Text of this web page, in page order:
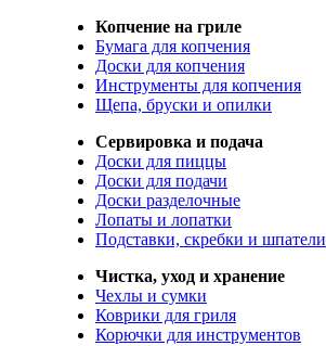
Копчение на гриле
Бумага для копчения
Доски для копчения
Инструменты для копчения
Щепа, бруски и опилки
Сервировка и подача
Доски для пиццы
Доски для подачи
Доски разделочные
Лопаты и лопатки
Подставки, скребки и шпатели
Чистка, уход и хранение
Чехлы и сумки
Коврики для гриля
Корючки для инструментов